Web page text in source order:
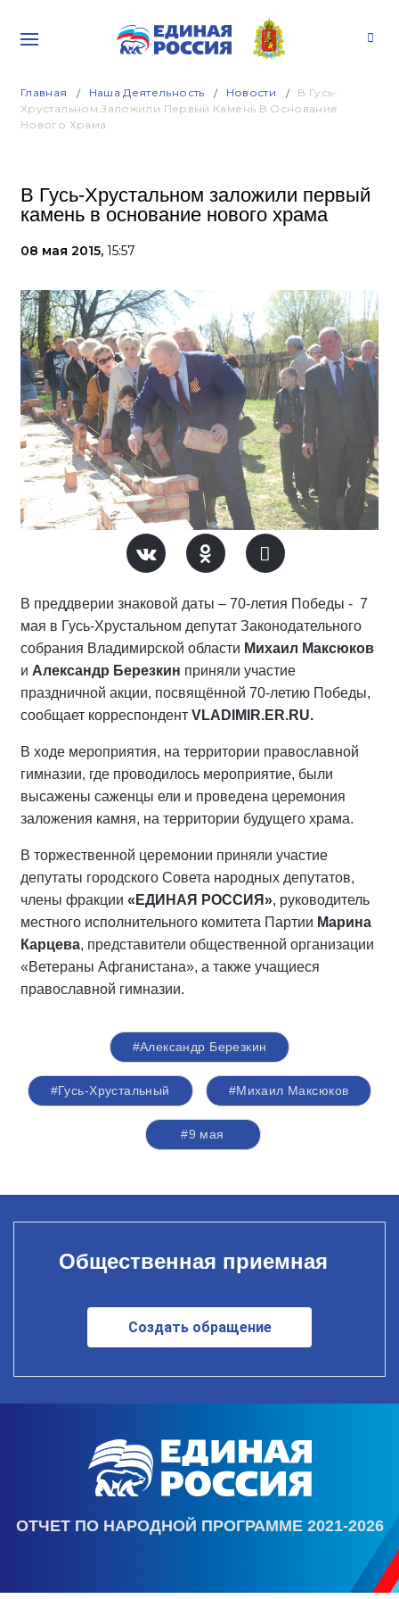
Главная Наша Деятельность Новости
В Гусь-
Хрустальном Заложили Первый Камень В Основание
Нового Храма
В Гусь-Хрустальном заложили первый
камень в основание нового храма
08 мая 2015, 15:57
В преддверии знаковой даты – 70-летия Победы - 7
мая в Гусь-Хрустальном депутат Законодательного
собрания Владимирской области Михаил Максюков
и Александр Березкин приняли участие
праздничной акции, посвящённой 70-летию Победы,
сообщает корреспондент VLADIMIR.ER.RU.
В ходе мероприятия, на территории православной
гимназии, где проводилось мероприятие, были
высажены саженцы ели и проведена церемония
заложения камня, на территории будущего храма.
В торжественной церемонии приняли участие
депутаты городского Совета народных депутатов,
члены фракции «ЕДИНАЯ РОССИЯ», руководитель
местного исполнительного комитета Партии Марина
Карцева, представители общественной организации
«Ветераны Афганистана», а также учащиеся
православной гимназии.
#Александр Березкин
#Гусь-Хрустальный #Михаил Максюков
#9 мая
Общественная приемная
Создать обращение
ОТЧЕТ ПО НАРОДНОЙ ПРОГРАММЕ 2021-2026